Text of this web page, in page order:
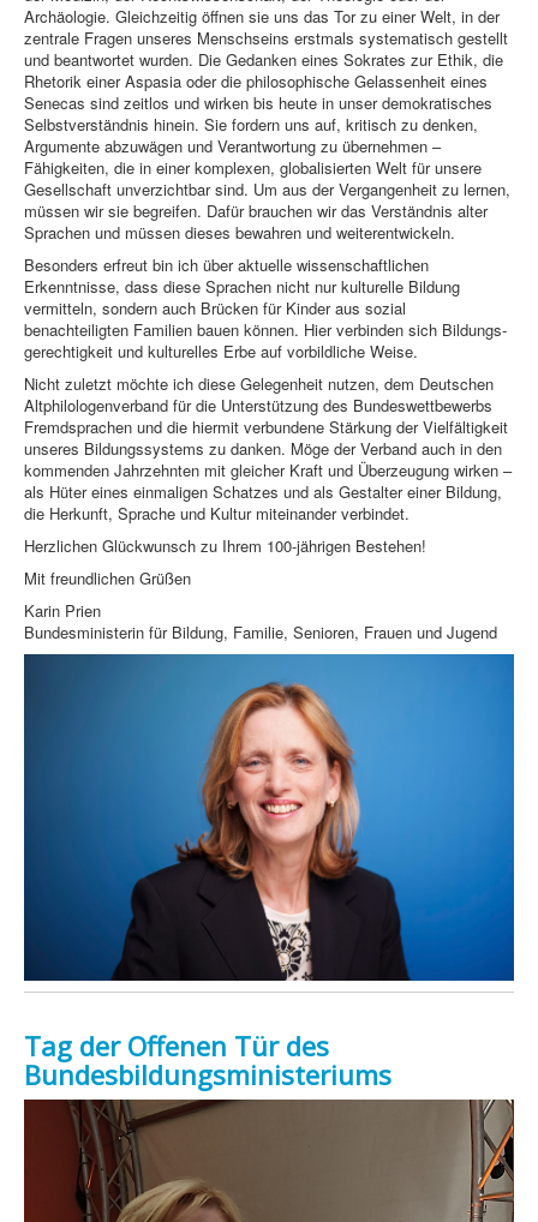
Archäologie. Gleichzeitig öffnen sie uns das Tor zu einer Welt, in der
zentrale Fragen unseres Menschseins erstmals systematisch gestellt
und beantwortet wurden. Die Gedanken eines Sokrates zur Ethik, die
Rhetorik einer Aspasia oder die philosophische Gelassenheit eines
Senecas sind zeitlos und wirken bis heute in unser demokratisches
Selbstverständnis hinein. Sie fordern uns auf, kritisch zu denken,
Argumente abzuwägen und Verantwortung zu übernehmen –
Fähigkeiten, die in einer komplexen, globalisierten Welt für unsere
Gesellschaft unverzichtbar sind. Um aus der Vergangenheit zu lernen,
müssen wir sie begreifen. Dafür brauchen wir das Verständnis alter
Sprachen und müssen dieses bewahren und weiterentwickeln.
Besonders erfreut bin ich über aktuelle wissenschaftlichen
Erkenntnisse, dass diese Sprachen nicht nur kulturelle Bildung
vermitteln, sondern auch Brücken für Kinder aus sozial
benachteiligten Familien bauen können. Hier verbinden sich Bildungs­
gerechtigkeit und kulturelles Erbe auf vorbildliche Weise.
Nicht zuletzt möchte ich diese Gelegenheit nutzen, dem Deutschen
Altphilologen­verband für die Unterstützung des Bundeswettbewerbs
Fremdsprachen und die hiermit verbundene Stärkung der Vielfältigkeit
unseres Bildungssystems zu danken. Möge der Verband auch in den
kommenden Jahrzehnten mit gleicher Kraft und Überzeugung wirken –
als Hüter eines einmaligen Schatzes und als Gestalter einer Bildung,
die Herkunft, Sprache und Kultur miteinander verbindet.
Herzlichen Glückwunsch zu Ihrem 100-jährigen Bestehen!
Mit freundlichen Grüßen
Karin Prien
Bundesministerin für Bildung, Familie, Senioren, Frauen und Jugend
Tag der Offenen Tür des
Bundesbildungsministeriums